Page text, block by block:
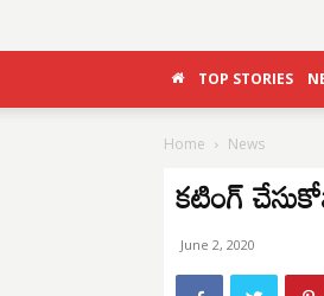
TOP STORIES
Home News
కటింగ్
June 2, 2020